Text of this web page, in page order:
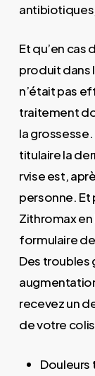
Et qu’en cas
produit dans
n’était pas
traitement
la
titulaire la
rvise est,
personne. Et
Zithromax
formulaire
Des troubles
recevez un
de votre
Douleurs